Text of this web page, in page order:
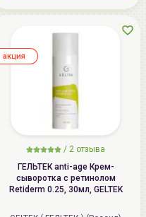
/ 2 отзыва
ГЕЛЬТЕК anti-age Крем-
сыворотка с ретинолом
Retiderm 0.25, 30мл, GELTEK
aкция